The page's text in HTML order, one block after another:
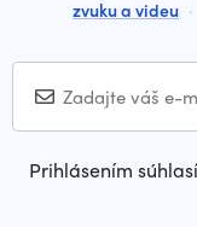
zvuku a videu ·
Prihlásením